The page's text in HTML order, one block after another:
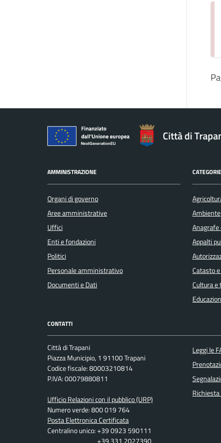
Città di
AMMINISTRAZIONE
Organi di governo
Aree amministrative
Uffici
Enti e fondazioni
Politici
Personale amministrativo
Documenti e Dati
Ambiente
Appalti
Catasto
Cultura e
CONTATTI
Città di Trapani
Piazza Municipio, 1 91100 Trapani
Codice fiscale: 80003210814
P.IVA: 00079880811
Ufficio Relazioni con il pubblico (URP)
Numero verde: 800 019 764
Posta Elettronica Certificata
Centralino unico: +39 0923 590111
Leggi le